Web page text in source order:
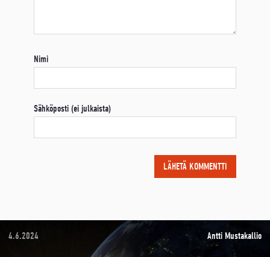
Nimi
Sähköposti (ei julkaista)
4.6.2024 Antti Mustakallio